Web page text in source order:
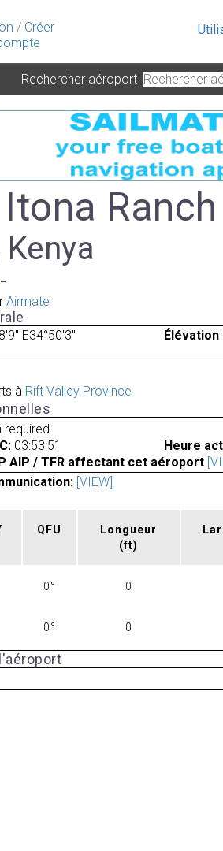
/ Créer
Rechercher aéroport
Itona Ranch
Airmate
E34°50'3" Élévation
à Rift Valley Province
required
03:53:51
Heure
AIP / TFR affectant cet aéroport
[VIEW]
QFU
Longueur
(ft)
0° 0
0° 0